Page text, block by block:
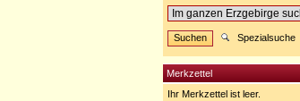
Spezialsuche
Merkzettel
Ihr Merkzettel ist leer.